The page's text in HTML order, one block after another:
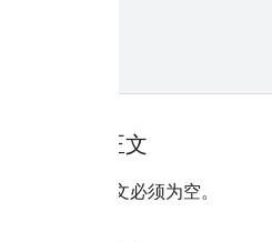
请求正文
请求正文必须为空。